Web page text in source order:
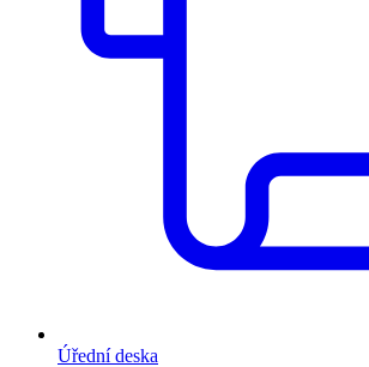
Úřední deska